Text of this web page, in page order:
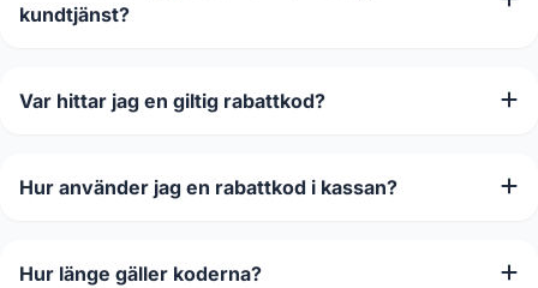
kundtjänst?
Var hittar jag en giltig rabattkod?
Hur använder jag en rabattkod i kassan?
Hur länge gäller koderna?